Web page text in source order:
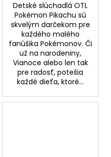
Detské slúchadlá OTL
Pokémon Pikachu sú
skvelým darčekom pre
každého malého
fanúšika Pokémonov. Či
už na narodeniny,
Vianoce alebo len tak
pre radosť, potešia
každé dieťa, ktoré...